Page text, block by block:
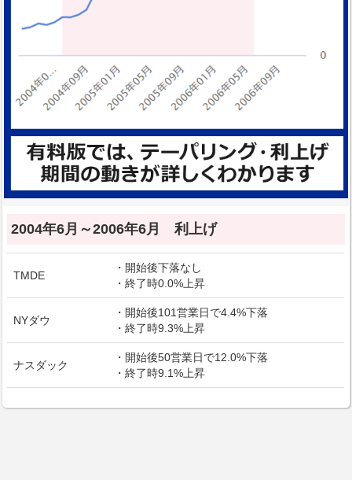
2004年6月～2006年6月 利上げ
TMDE
・開始後下落なし
・終了時0.0%上昇
NYダウ
・開始後101営業日で4.4%下落
・終了時9.3%上昇
ナスダック
・開始後50営業日で12.0%下落
・終了時9.1%上昇